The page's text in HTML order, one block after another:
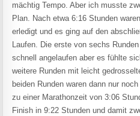
mächtig Tempo. Aber ich musste
Plan. Nach etwa 6:16 Stunden
erledigt und es ging auf den
Laufen. Die erste von sechs
schnell angelaufen aber es fühlte
weitere Runden mit leicht
beiden Runden waren dann nur
zu einer Marathonzeit von 3:06
Finish in 9:22 Stunden und damit